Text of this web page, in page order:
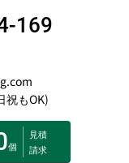
169
祝もOK)
個
見積
請求